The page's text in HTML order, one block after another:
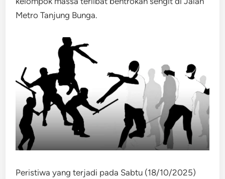
Metro Tanjung Bunga.
Peristiwa yang terjadi pada Sabtu (18/10/2025)